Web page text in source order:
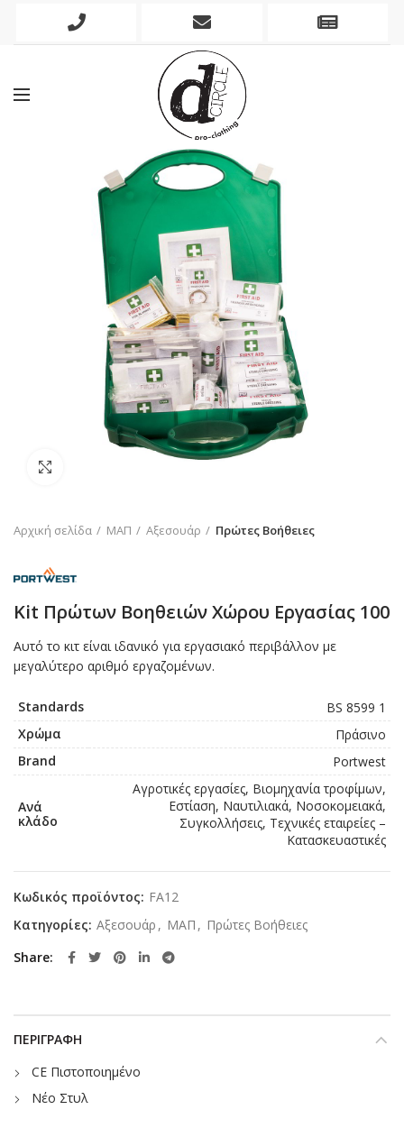
Phone
Mobile
Αρχική σελίδα ΜΑΠ Αξεσουάρ Πρώτες Βοήθειες
Kit Πρώτων Βοηθειών Χώρου Εργασίας 100
Αυτό το κιτ είναι ιδανικό για εργασιακό περιβάλλον με
μεγαλύτερο αριθμό εργαζομένων.
Standards
BS 8599 1
Χρώμα
Πράσινο
Brand
Portwest
Ανά
κλάδο
Αγροτικές εργασίες, Βιομηχανία τροφίμων,
Εστίαση, Ναυτιλιακά, Νοσοκομειακά,
Συγκολλήσεις, Τεχνικές εταιρείες –
Κατασκευαστικές
Κωδικός προϊόντος: FA12
Κατηγορίες: Αξεσουάρ , ΜΑΠ , Πρώτες Βοήθειες
Share
ΠΕΡΙΓΡΑΦΉ
CE Πιστοποιημένο
Νέο Στυλ